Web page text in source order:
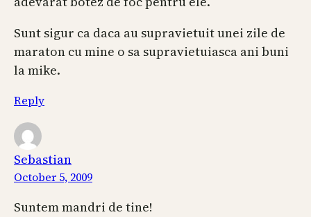
Sunt sigur ca daca au supravietuit unei zile de
maraton cu mine o sa supravietuiasca ani buni
la mike.
Reply
Sebastian
October 5, 2009
Suntem mandri de tine!